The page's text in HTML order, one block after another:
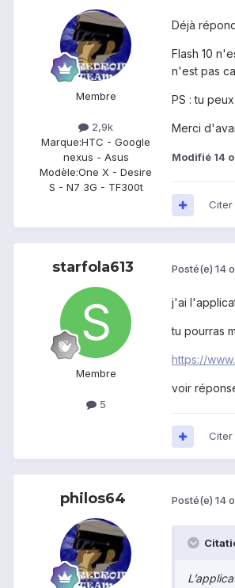
Membre
2,9k
Marque:HTC - Google
nexus - Asus
Modèle:One X - Desire
S - N7 3G - TF300t
Déjà
Flash 10
n'est pas
PS : tu
Merci
Modifié 14
Citer
starfola613
Membre
5
Posté(e) 14
j'ai
tu pourras
https://
voir
Citer
philos64 Posté(e) 14